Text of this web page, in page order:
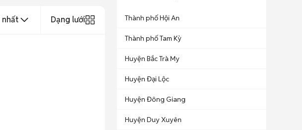
nhất Dạng lưới Thành phố Hội An
Thành phố Tam Kỳ
Huyện Bắc Trà My
Huyện Đại Lộc
Huyện Đông Giang
Huyện Duy Xuyên